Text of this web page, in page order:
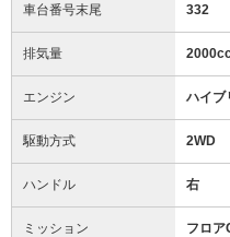
車台番号末尾 332
排気量
エンジン ハイブ
駆動方式 2WD
ハンドル 右
ミッション フロア